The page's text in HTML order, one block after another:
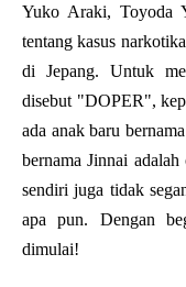
Yuko Araki, Toyoda
tentang kasus
di Jepang. Untuk
disebut "DOPER",
ada anak baru
bernama Jinnai
sendiri juga tidak
apa pun. Dengan
dimulai!